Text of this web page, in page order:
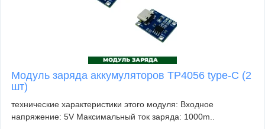
Модуль заряда аккумуляторов TP4056 type-C (2
шт)
технические характеристики этого модуля: Входное
напряжение: 5V Максимальный ток заряда: 1000m..